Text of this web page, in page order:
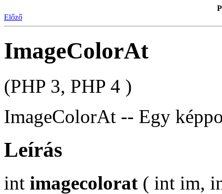
Előző
ImageColorAt
(PHP 3, PHP 4 )
ImageColorAt -- Egy
Leírás
int imagecolorat ( int im,